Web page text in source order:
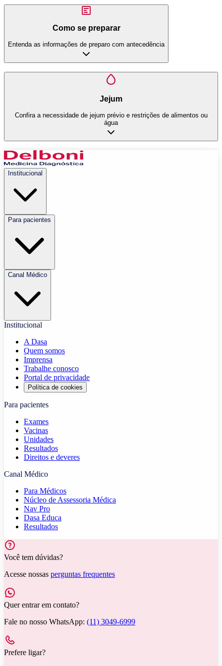
Como se preparar
Entenda as informações de preparo com antecedência
Jejum
Confira a necessidade de jejum prévio e restrições de alimentos ou
água
Institucional
Para pacientes
Canal Médico
Institucional
A Dasa
Quem somos
Imprensa
Trabalhe conosco
Portal de privacidade
Política de cookies
Para pacientes
Exames
Vacinas
Unidades
Resultados
Direitos e deveres
Canal Médico
Para Médicos
Núcleo de Assessoria Médica
Nav Pro
Dasa Educa
Resultados
Você tem dúvidas?
Acesse nossas perguntas frequentes
Quer entrar em contato?
Fale no nosso WhatsApp: (11) 3049-6999
Prefere ligar?